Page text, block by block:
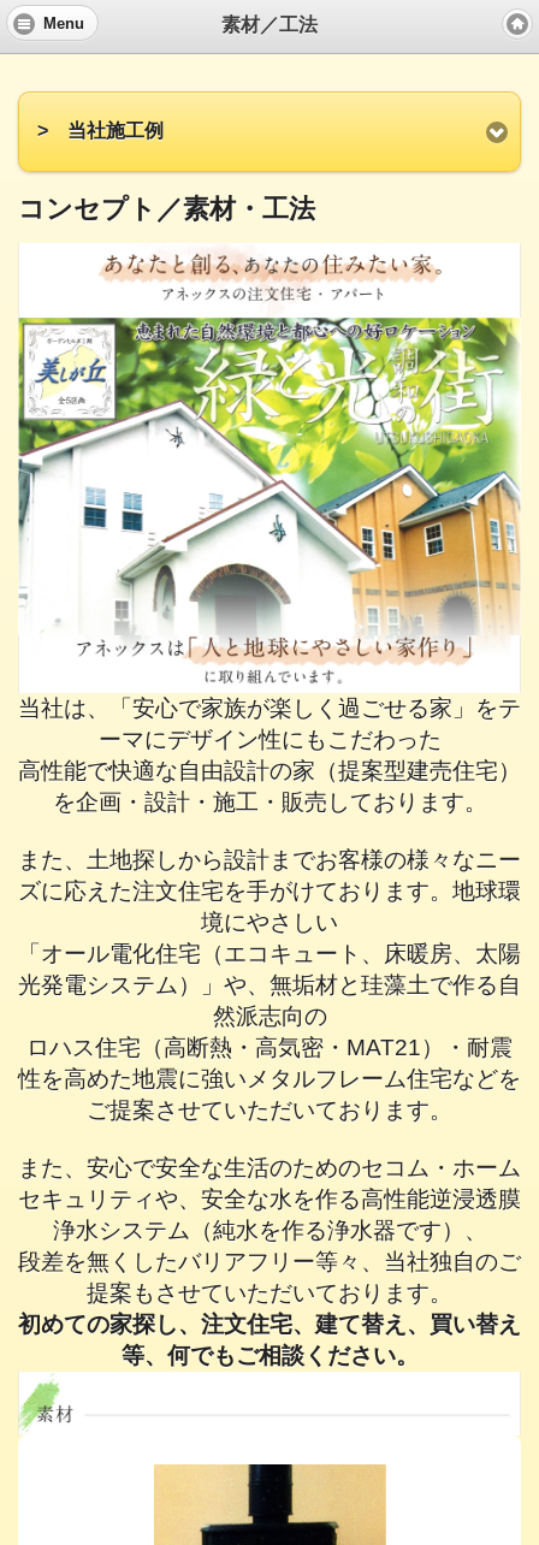
Menu 素材／工法
> 当社施工例
コンセプト／素材・工法
当社は、「安心で家族が楽しく過ごせる家」をテ
ーマにデザイン性にもこだわった
高性能で快適な自由設計の家（提案型建売住宅）
を企画・設計・施工・販売しております。
また、土地探しから設計までお客様の様々なニー
ズに応えた注文住宅を手がけております。地球環
境にやさしい
「オール電化住宅（エコキュート、床暖房、太陽
光発電システム）」や、無垢材と珪藻土で作る自
然派志向の
ロハス住宅（高断熱・高気密・MAT21）・耐震
性を高めた地震に強いメタルフレーム住宅などを
ご提案させていただいております。
また、安心で安全な生活のためのセコム・ホーム
セキュリティや、安全な水を作る高性能逆浸透膜
浄水システム（純水を作る浄水器です）、
段差を無くしたバリアフリー等々、当社独自のご
提案もさせていただいております。
初めての家探し、注文住宅、建て替え、買い替え
等、何でもご相談ください。